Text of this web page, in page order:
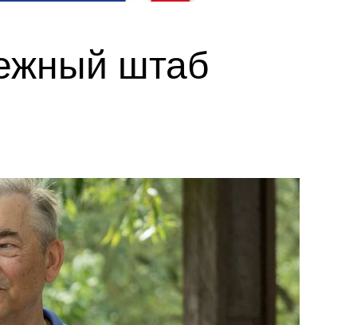
штаб